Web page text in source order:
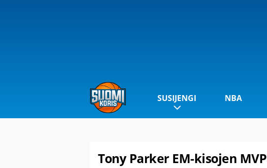
SUSIJENGI NBA
Tony Parker EM-kisojen MVP